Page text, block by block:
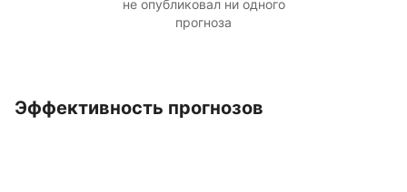
не опубликовал ни одного
прогноза
Эффективность прогнозов